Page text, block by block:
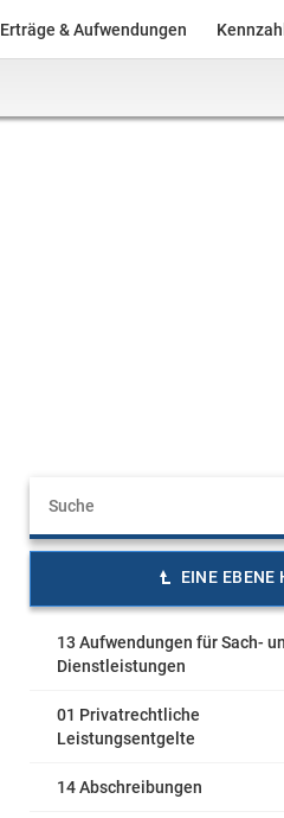
Erträge & Aufwendungen
EINE EBENE
13 Aufwendungen für Sach-
Dienstleistungen
01 Privatrechtliche
Leistungsentgelte
14 Abschreibungen